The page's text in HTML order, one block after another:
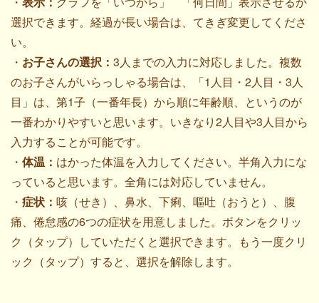
選択できます。経過が長い場合は、てきぎ変更してくださ
い。
・ お子さんの選択： 3人までの入力に対応しました。複数
のお子さんがいらっしゃる場合は、「1人目・2人目・3人
目」は、第1子（一番年長）から順に年齢順、というのが
一番わかりやすいと思います。いきなり2人目や3人目から
入力することが可能です。
・ 体温： はかった体温を入力してください。半角入力にな
っていると思います。全角には対応していません。
・ 症状： 咳（せき）、鼻水、下痢、嘔吐（おうと）、腹
痛、倦怠感の6つの症状を用意しました。ボタンをクリッ
ク（タップ）していただくと選択できます。もう一度クリ
ック（タップ）すると、選択を解除します。